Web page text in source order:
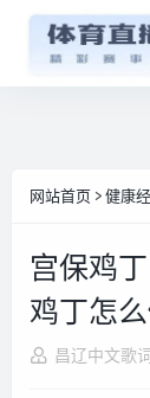
网站首页 > 健康
宫保鸡
鸡丁怎
昌辽中文歌